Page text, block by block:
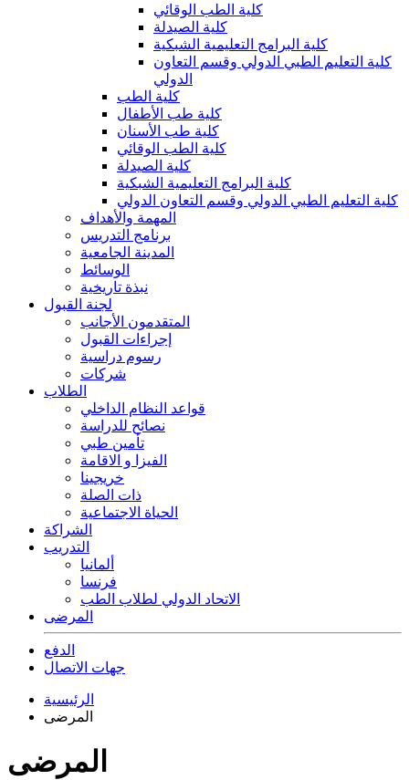
كلية الطب الوقائي
كلية الصيدلة
كلية البرامج التعليمية الشبكية
كلية التعليم الطبي الدولي وقسم التعاون
الدولي
كلية الطب
كلية طب الأطفال
كلية طب الأسنان
كلية الطب الوقائي
كلية الصيدلة
كلية البرامج التعليمية الشبكية
كلية التعليم الطبي الدولي وقسم التعاون الدولي
المهمة والأهداف
برنامج التدريس
المدينة الجامعية
الوسائط
نبذة تاريخية
لجنة القبول
المتقدمون الأجانب
إجراءات القبول
رسوم دراسية
شركات
الطلاب
قواعد النظام الداخلي
نصائح للدراسة
تأمين طبي
الفيزا و الاقامة
خريجينا
ذات الصلة
الحياة الاجتماعية
الشراكة
التدريب
ألمانيا
فرنسا
الاتحاد الدولي لطلاب الطب
المرضى
الدفع
جهات الاتصال
الرئيسية
المرضى
المرضى